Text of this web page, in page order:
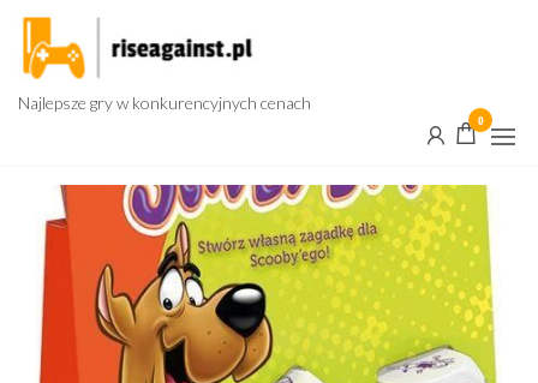
Przejdź
treści
Najlepsze gry w konkurencyjnych cenach
0